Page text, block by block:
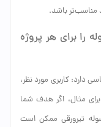
مناسب‌تر باشد.
را برای هر پروژه
دارد: کاربری مورد نظر،
مثال، اگر هدف شما
تیرورقی ممکن است